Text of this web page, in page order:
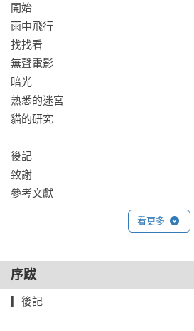
交換祕密是一種交易。
另一隻白文鳥離開籠子的時候，舅舅也
外婆說那隻鳥從來不曾存在；而腹中的
祕密，是否我也能期待他的消失？
▎〈找找看〉
失智的丈夫遁入記憶的迷宮，留下她孤
的人生。
在她的鏡頭下，丈夫就像他們從前經常
一樣⋯⋯
▎〈無聲電影〉
她寧願在異國當一隻擬態失敗的昆蟲
外表所暗示的地理位置，而非她本身
能自在飛行？
▎〈暗光〉
近距離和他人對視的時候，我總是緊張
開始
雨中飛行
找找看
無聲電影
暗光
熟悉的迷宮
貓的研究
後記
致謝
參考文獻
看更多
序跋
▎後記